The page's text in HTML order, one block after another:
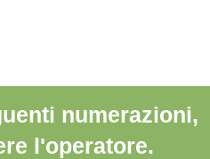
numerazioni,
l'operatore.